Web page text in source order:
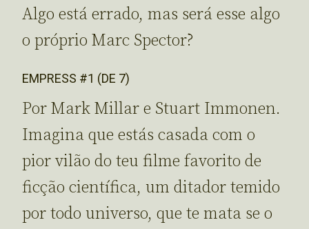
Algo está errado, mas será esse algo
o próprio Marc Spector?
EMPRESS #1 (DE 7)
Por Mark Millar e Stuart Immonen.
Imagina que estás casada com o
pior vilão do teu filme favorito de
ficção científica, um ditador temido
por todo universo, que te mata se o